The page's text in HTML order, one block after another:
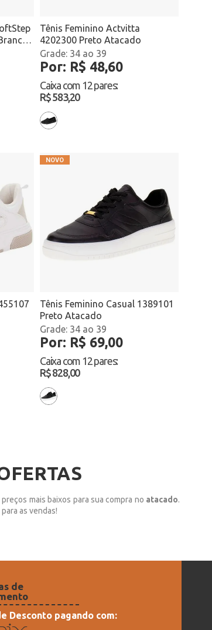
Tênis Feminino Actvitta
4202300 Preto Atacado
34 ao 39
Por: R$ 48,60
Caixa com 12 pares:
R$ 583,20
Tênis Feminino Casual 1389101
Preto Atacado
34 ao 39
Por: R$ 69,00
Caixa com 12 pares:
R$ 828,00
mais baixos para sua compra no atacado.
as vendas!
de
Desconto pagando com: